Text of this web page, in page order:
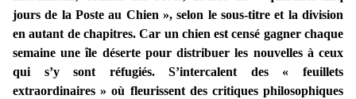
jours de la Poste au Chien », selon le sous-titre et la division
en autant de chapitres. Car un chien est censé gagner chaque
semaine une île déserte pour distribuer les nouvelles à ceux
qui s’y sont réfugiés. S’intercalent des « feuillets
extraordinaires » où fleurissent des critiques philosophiques